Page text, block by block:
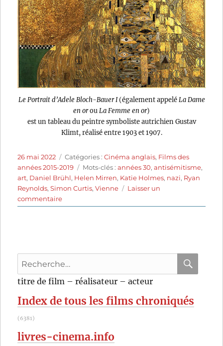
Le Portrait d’Adele Bloch-Bauer I(également appelé La Dame
en orou La Femme en or)
est un tableau du peintre symboliste autrichien Gustav
Klimt, réalisé entre 1903 et 1907.
Publié
le
26 mai 2022 Catégories
Catégories :Cinéma anglais, Films des
années 2015-2019
Étiquettes
Mots-clés :années 30,antisémitisme,
art, Daniel Brühl, Helen Mirren, Katie Holmes, nazi, Ryan
Reynolds,Simon Curtis,Vienne
Laisser un
commentairesur
La
de
Curtis
Recherche
pour
:
titre de film – réalisateur – acteur
Index de tous les films chroniqués
(6381)
livres-cinema.info